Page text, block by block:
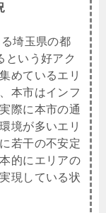
埼玉県の都
という好アク
めているエリ
本市はインフ
際に本市の通
境が多いエリ
若干の不安定
的にエリアの
現している状